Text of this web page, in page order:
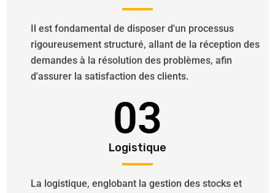
Il est fondamental de disposer d'un processus
rigoureusement structuré, allant de la réception des
demandes à la résolution des problèmes, afin
d'assurer la satisfaction des clients.
03
Logistique
La logistique, englobant la gestion des stocks et